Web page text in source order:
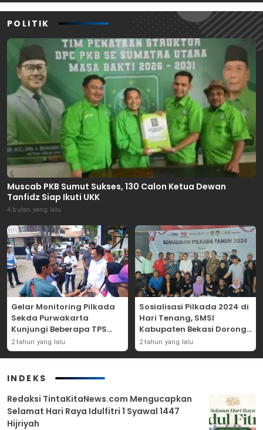
POLITIK
Muscab PKB Sumut Sukses, 130 Calon Ketua Dewan
Tanfidz Siap Ikuti UKK
4 bulan yang lalu
Gelar Monitoring Pilkada
Sekda Purwakarta
Kunjungi Beberapa TPS
Yang Ada Di Purwakarta
2 tahun yang lalu
Sosialisasi Pilkada 2024 di
Hari Tenang, SMSI
Kabupaten Bekasi Dorong
Angka Partisipasi
Masyarakat
2 tahun yang lalu
INDEKS
Redaksi TintaKitaNews.com Mengucapkan
Selamat Hari Raya Idulfitri 1 Syawal 1447
Hijriyah